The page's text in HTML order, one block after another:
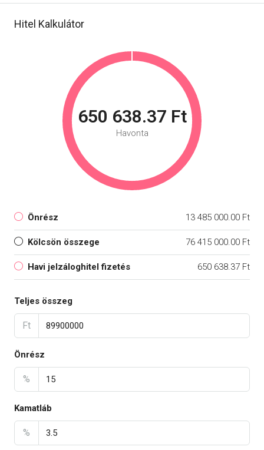
Hitel Kalkulátor
650 638.37 Ft
Havonta
Önrész 13 485 000.00 Ft
Kölcsön összege 76 415 000.00 Ft
Havi jelzáloghitel fizetés 650 638.37 Ft
Teljes összeg
Ft
Önrész
%
Kamatláb
%